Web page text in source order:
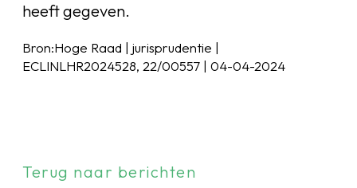
heeft gegeven.
Bron:Hoge Raad | jurisprudentie |
ECLINLHR2024528, 22/00557 | 04-04-2024
Terug naar berichten